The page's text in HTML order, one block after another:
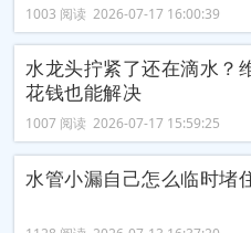
1003 阅读 2026-07-17 16:00:39
水龙头拧紧了还在滴水？
花钱也能解决
1007 阅读 2026-07-17 15:59:25
水管小漏自己怎么临时堵